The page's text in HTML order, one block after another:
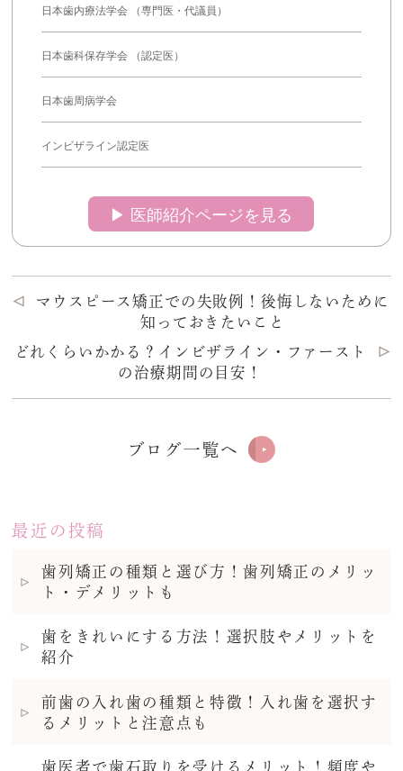
日本歯内療法学会 （専門医・代議員）
日本歯科保存学会 （認定医）
日本歯周病学会
インビザライン認定医
▶︎ 医師紹介ページを見る
マウスピース矯正での失敗例！後悔しないために
知っておきたいこと
どれくらいかかる？インビザライン・ファースト
の治療期間の目安！
ブログ一覧へ
最近の投稿
歯列矯正の種類と選び方！歯列矯正のメリッ
ト・デメリットも
歯をきれいにする方法！選択肢やメリットを
紹介
前歯の入れ歯の種類と特徴！入れ歯を選択す
るメリットと注意点も
歯医者で歯石取りを受けるメリット！頻度や